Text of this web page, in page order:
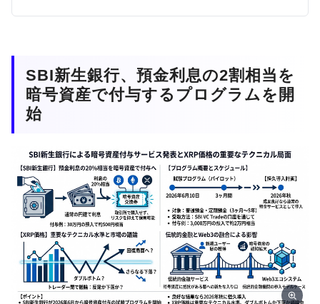
SBI新生銀行、預金利息の2割相当を
暗号資産で付与するプログラムを開
始